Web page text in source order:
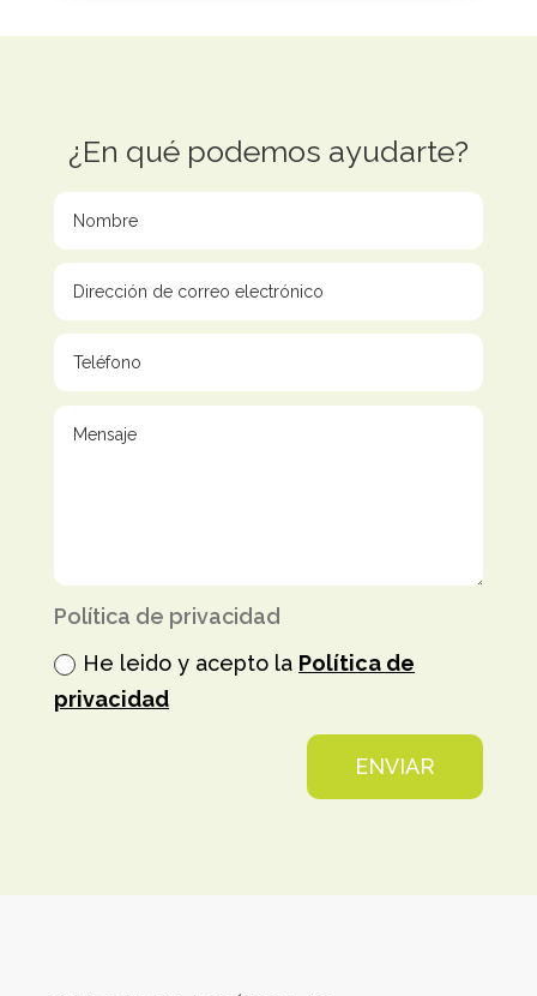
¿En qué podemos ayudarte?
Política de privacidad
He leido y acepto la Política de
privacidad
ENVIAR